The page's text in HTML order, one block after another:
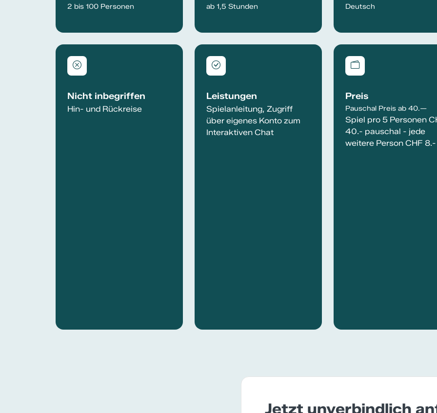
2 bis 100 Personen ab 1,5 Stunden Deutsch
Nicht inbegriffen
Hin- und Rückreise
Leistungen
Spielanleitung, Zugriff
über eigenes Konto zum
Interaktiven Chat
Preis
Pauschal Preis ab 40.—
Spiel pro 5 Personen
40.- pauschal - jede
weitere Person CHF 8.-
Jetzt unverbindlich